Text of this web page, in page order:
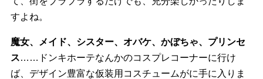
すよね。
魔女、メイド、シスター、オバケ、かぼちゃ、プリンセ
ス…… ドンキホーテなんかのコスプレコーナーに行け
ば、 デザイン豊富な仮装用コスチュームがに手に入りま